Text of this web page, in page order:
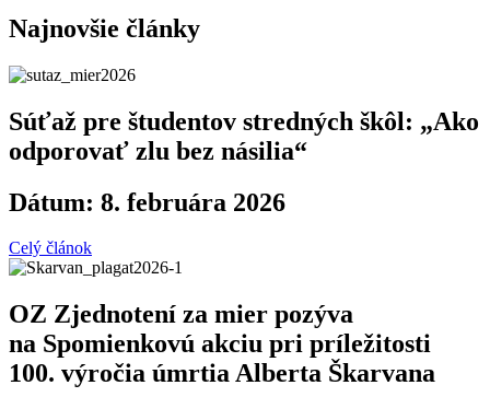
Najnovšie články
Súťaž pre študentov stredných škôl: „Ako
odporovať zlu bez násilia“
Dátum: 8. februára 2026
Celý článok
OZ Zjednotení za mier pozýva
na Spomienkovú akciu pri príležitosti
100. výročia úmrtia Alberta Škarvana